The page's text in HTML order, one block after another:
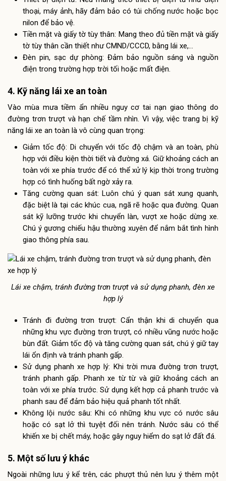
thoại, máy ảnh, hãy đảm bảo có túi chống nước hoặc bọc
nilon để bảo vệ.
Tiền mặt và giấy tờ tùy thân: Mang theo đủ tiền mặt và giấy
tờ tùy thân cần thiết như CMND/CCCD, bằng lái xe,…
Đèn pin, sạc dự phòng: Đảm bảo nguồn sáng và nguồn
điện trong trường hợp trời tối hoặc mất điện.
4. Kỹ năng lái xe an toàn
Vào mùa mưa tiềm ẩn nhiều nguy cơ tai nạn giao thông do
đường trơn trượt và hạn chế tầm nhìn. Vì vậy, việc trang bị kỹ
năng lái xe an toàn là vô cùng quan trọng:
Giảm tốc độ: Di chuyển với tốc độ chậm và an toàn, phù
hợp với điều kiện thời tiết và đường xá. Giữ khoảng cách an
toàn với xe phía trước để có thể xử lý kịp thời trong trường
hợp có tình huống bất ngờ xảy ra.
Tăng cường quan sát: Luôn chú ý quan sát xung quanh,
đặc biệt là tại các khúc cua, ngã rẽ hoặc qua đường. Quan
sát kỹ lưỡng trước khi chuyển làn, vượt xe hoặc dừng xe.
Chú ý gương chiếu hậu thường xuyên để nắm bắt tình hình
giao thông phía sau.
Lái xe chậm, tránh đường trơn trượt và sử dụng phanh, đèn xe
hợp lý
Tránh đi đường trơn trượt: Cẩn thận khi di chuyển qua
những khu vực đường trơn trượt, có nhiều vũng nước hoặc
bùn đất. Giảm tốc độ và tăng cường quan sát, chú ý giữ tay
lái ổn định và tránh phanh gấp.
Sử dụng phanh xe hợp lý: Khi trời mưa đường trơn trượt,
tránh phanh gấp. Phanh xe từ từ và giữ khoảng cách an
toàn với xe phía trước. Sử dụng kết hợp cả phanh trước và
phanh sau để đảm bảo hiệu quả phanh tốt nhất.
Không lội nước sâu: Khi có những khu vực có nước sâu
hoặc có sạt lở thì tuyệt đối nên tránh. Nước sâu có thể
khiến xe bị chết máy, hoặc gây nguy hiểm do sạt lở đất đá.
5. Một số lưu ý khác
Ngoài những lưu ý kể trên, các phượt thủ nên lưu ý thêm một